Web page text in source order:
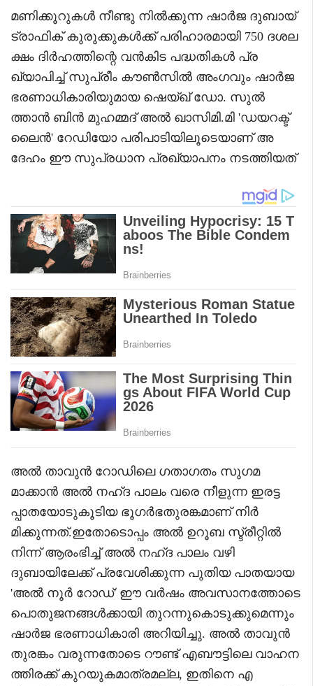
മണിക്കൂറുകൾ നീണ്ടു നിൽക്കുന്ന ഷാർജ ദുബായ്
ട്രാഫിക് കുരുക്കുകൾക്ക് പരിഹാരമായി 750 ദശല
ക്ഷം ദിർഹത്തിന്റെ വൻകിട പദ്ധതികൾ പ്ര
ഖ്യാപിച്ച് സുപ്രീം കൗൺസിൽ അംഗവും ഷാർജ
ഭരണാധികാരിയുമായ ഷെയ്ഖ് ഡോ. സുൽ
ത്താൻ ബിൻ മുഹമ്മദ് അൽ ഖാസിമി.മി 'ഡയറക്ട്
ലൈൻ' റേഡിയോ പരിപാടിയിലൂടെയാണ് അ
ദേഹം ഈ സുപ്രധാന പ്രഖ്യാപനം നടത്തിയത്
അൽ താവുൻ റോഡിലെ ഗതാഗതം സുഗമ
മാക്കാൻ അൽ നഹ്ദ പാലം വരെ നീളുന്ന ഇരട്ട
പ്പാതയോടുകൂടിയ ഭൂഗർഭതുരങ്കമാണ് നിർ
മിക്കുന്നത്.ഇതോടൊപ്പം അൽ ഉറൂബ സ്ട്രീറ്റിൽ
നിന്ന് ആരംഭിച്ച് അൽ നഹ്ദ പാലം വഴി
ദുബായിലേക്ക് പ്രവേശിക്കുന്ന പുതിയ പാതയായ
'അൽ നൂർ റോഡ്' ഈ വർഷം അവസാനത്തോടെ
പൊതുജനങ്ങൾക്കായി തുറന്നുകൊടുക്കുമെന്നും
ഷാർജ ഭരണാധികാരി അറിയിച്ചു. അൽ താവുൻ
തുരങ്കം വരുന്നതോടെ റൗണ്ട് എബൗട്ടിലെ വാഹന
ത്തിരക്ക് കുറയുകമാത്രമല്ല, ഇതിനെ എ